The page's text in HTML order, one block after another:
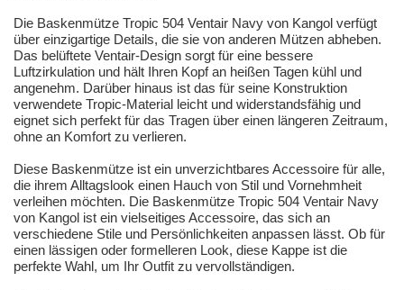
Die Baskenmütze Tropic 504 Ventair Navy von Kangol verfügt
über einzigartige Details, die sie von anderen Mützen abheben.
Das belüftete Ventair-Design sorgt für eine bessere
Luftzirkulation und hält Ihren Kopf an heißen Tagen kühl und
angenehm. Darüber hinaus ist das für seine Konstruktion
verwendete Tropic-Material leicht und widerstandsfähig und
eignet sich perfekt für das Tragen über einen längeren Zeitraum,
ohne an Komfort zu verlieren.
Diese Baskenmütze ist ein unverzichtbares Accessoire für alle,
die ihrem Alltagslook einen Hauch von Stil und Vornehmheit
verleihen möchten. Die Baskenmütze Tropic 504 Ventair Navy
von Kangol ist ein vielseitiges Accessoire, das sich an
verschiedene Stile und Persönlichkeiten anpassen lässt. Ob für
einen lässigen oder formelleren Look, diese Kappe ist die
perfekte Wahl, um Ihr Outfit zu vervollständigen.